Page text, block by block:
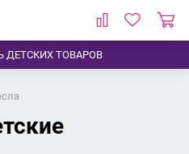
ДЕТСКИХ ТОВАРОВ